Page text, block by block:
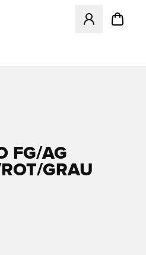
Öffnet ein
FG/AG
GRAU